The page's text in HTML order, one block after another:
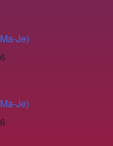
Je)
Je)